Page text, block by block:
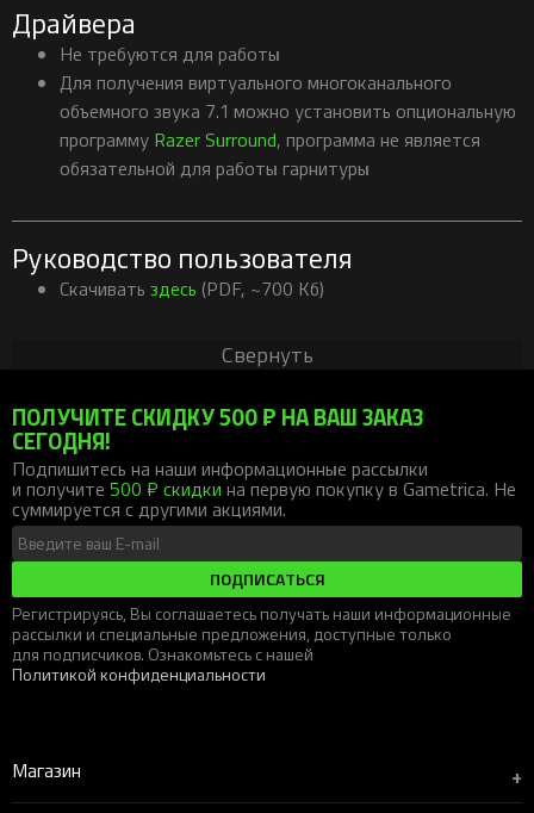
Драйвера
Не требуются для работы
Для получения виртуального многоканального
объемного звука 7.1 можно установить опциональную
программу Razer Surround, программа не является
обязательной для работы гарнитуры
Руководство пользователя
Скачивать здесь (PDF, ~700 Кб)
Свернуть
ПОЛУЧИТЕ СКИДКУ 500 ₽ НА ВАШ ЗАКАЗ
СЕГОДНЯ!
Подпишитесь на наши информационные рассылки
и получите 500 ₽ скидки на первую покупку в Gametrica. Не
суммируется с другими акциями.
ПОДПИСАТЬСЯ
Регистрируясь, Вы соглашаетесь получать наши информационные
рассылки и специальные предложения, доступные только
для подписчиков. Ознакомьтесь с нашей
Политикой конфиденциальности
Магазин +